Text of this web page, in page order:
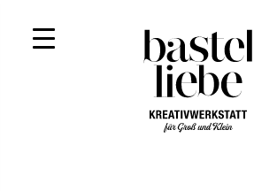
Zur
Navigation
springen
Zum
Inhalt
springen